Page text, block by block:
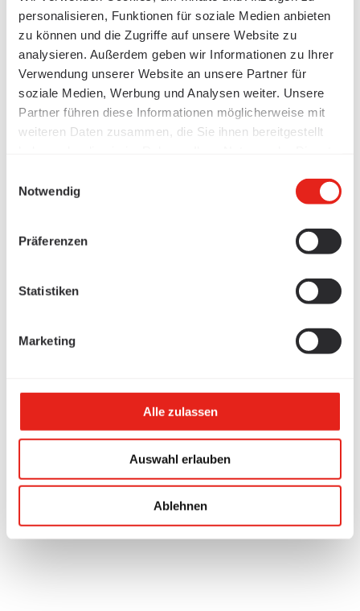
personalisieren, Funktionen für soziale Medien anbieten
zu können und die Zugriffe auf unsere Website zu
analysieren. Außerdem geben wir Informationen zu Ihrer
Verwendung unserer Website an unsere Partner für
soziale Medien, Werbung und Analysen weiter. Unsere
Partner führen diese Informationen möglicherweise mit
weiteren Daten zusammen, die Sie ihnen bereitgestellt
Notwendig
Präferenzen
Statistiken
Marketing
Alle zulassen
Auswahl erlauben
Ablehnen